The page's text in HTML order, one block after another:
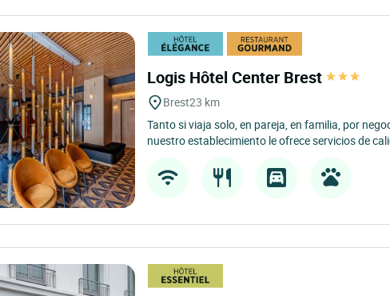
Logis Hôtel Center Brest
Brest23 km
Tanto si viaja solo, en pareja, en familia, por
nuestro establecimiento le ofrece servicios de